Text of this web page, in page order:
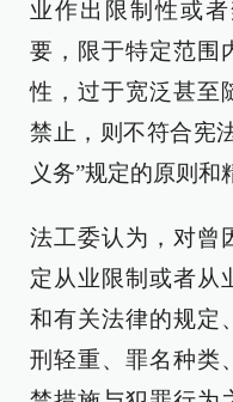
业作出限制性或
要，限于特定范围
性，过于宽泛甚至
禁止，则不符合宪
义务”规定的原则和
法工委认为，对曾
定从业限制或者从
和有关法律的规定
刑轻重、罪名种类